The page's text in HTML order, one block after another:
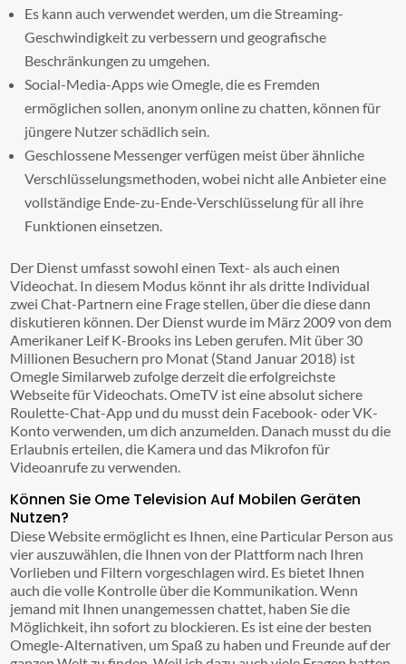
Es kann auch verwendet werden, um die Streaming-
Geschwindigkeit zu verbessern und geografische
Beschränkungen zu umgehen.
Social-Media-Apps wie Omegle, die es Fremden
ermöglichen sollen, anonym online zu chatten, können für
jüngere Nutzer schädlich sein.
Geschlossene Messenger verfügen meist über ähnliche
Verschlüsselungsmethoden, wobei nicht alle Anbieter eine
vollständige Ende-zu-Ende-Verschlüsselung für all ihre
Funktionen einsetzen.
Der Dienst umfasst sowohl einen Text- als auch einen
Videochat. In diesem Modus könnt ihr als dritte Individual
zwei Chat-Partnern eine Frage stellen, über die diese dann
diskutieren können. Der Dienst wurde im März 2009 von dem
Amerikaner Leif K-Brooks ins Leben gerufen. Mit über 30
Millionen Besuchern pro Monat (Stand Januar 2018) ist
Omegle Similarweb zufolge derzeit die erfolgreichste
Webseite für Videochats. OmeTV ist eine absolut sichere
Roulette-Chat-App und du musst dein Facebook- oder VK-
Konto verwenden, um dich anzumelden. Danach musst du die
Erlaubnis erteilen, die Kamera und das Mikrofon für
Videoanrufe zu verwenden.
Können Sie Ome Television Auf Mobilen Geräten
Nutzen?
Diese Website ermöglicht es Ihnen, eine Particular Person aus
vier auszuwählen, die Ihnen von der Plattform nach Ihren
Vorlieben und Filtern vorgeschlagen wird. Es bietet Ihnen
auch die volle Kontrolle über die Kommunikation. Wenn
jemand mit Ihnen unangemessen chattet, haben Sie die
Möglichkeit, ihn sofort zu blockieren. Es ist eine der besten
Omegle-Alternativen, um Spaß zu haben und Freunde auf der